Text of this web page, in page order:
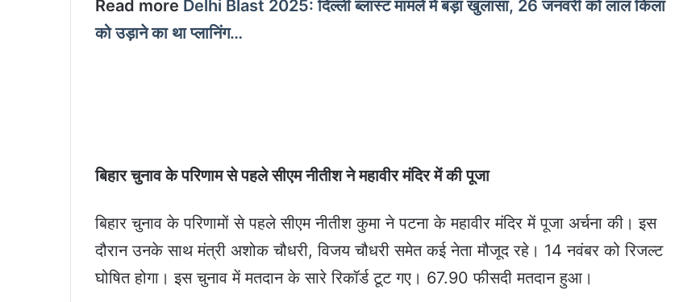
Read more Delhi Blast 2025: दिल्‍ली ब्लास्ट मामले में बड़ा खुलासा, 26 जनवरी को लाल किला
को उड़ाने का था प्लानिंग…
बिहार चुनाव के परिणाम से पहले सीएम नीतीश ने महावीर मंदिर में की पूजा
बिहार चुनाव के परिणामों से पहले सीएम नीतीश कुमा ने पटना के महावीर मंदिर में पूजा अर्चना की। इस
दौरान उनके साथ मंत्री अशोक चौधरी, विजय चौधरी समेत कई नेता मौजूद रहे। 14 नवंबर को रिजल्ट
घोषित होगा। इस चुनाव में मतदान के सारे रिकॉर्ड टूट गए। 67.90 फीसदी मतदान हुआ।